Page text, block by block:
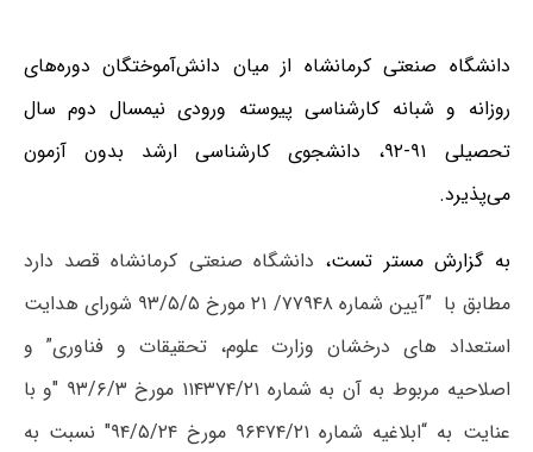
دانشگاه صنعتی کرمانشاه از میان دانش‌آموختگان دوره‌های
روزانه و شبانه کارشناسی پیوسته ورودی نیمسال دوم سال
تحصیلی ۹۱-۹۲، دانشجوی کارشناسی ارشد بدون آزمون
می‌پذیرد.
به گزارش مستر تست، دانشگاه صنعتی کرمانشاه قصد دارد
مطابق با ”آیین شماره ۷۷۹۴۸/ ۲۱ مورخ ۹۳/۵/۵ شورای هدایت
استعداد های درخشان وزارت علوم، تحقیقات و فناوری” و
اصلاحیه مربوط به آن به شماره ۱۱۴۳۷۴/۲۱ مورخ ۹۳/۶/۳ ″و با
عنایت به “ابلاغیه شماره ۹۶۴۷۴/۲۱ مورخ ۹۴/۵/۲۴″ نسبت به